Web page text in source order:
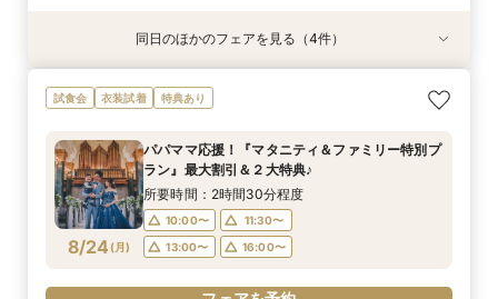
衣装試着 特典あり
8/23(日)
【ドレス重視オススメ◎】人気ドレス２５万円
OFF*来館特典×無料試食付
10:00〜
11:30〜
13:00〜
16:00〜
フェアを予約
特典あり
8/23(日)
【少人数婚応援】来館でヘアコスメ＆1万円ギフ
トGET！特典・試食フェア
10:00〜
11:30〜
13:00〜
16:00〜
フェアを予約
衣装試着 特典あり
8/23(日)
卒花オススメ◎英国伝統の大聖堂チャペル*最大
150万円割引×来館特典ギフト券１万円
10:00〜
11:30〜
13:00〜
16:00〜
フェアを予約
衣装試着 特典あり
8/23(日)
【ペット婚人気NO.1】愛犬と誓うリングドッグ演
出×豪華試食フェア*最大15大特典付き
10:00〜
11:30〜
13:00〜
16:00〜
フェアを予約
同日のほかのフェアを見る（4件）
試食会 衣装試着 特典あり
8/24 (月)
パパママ応援！『マタニティ＆ファミリー特別プ
ラン』最大割引＆２大特典♪
所要時間：2時間30分程度
10:00〜
11:30〜
13:00〜
16:00〜